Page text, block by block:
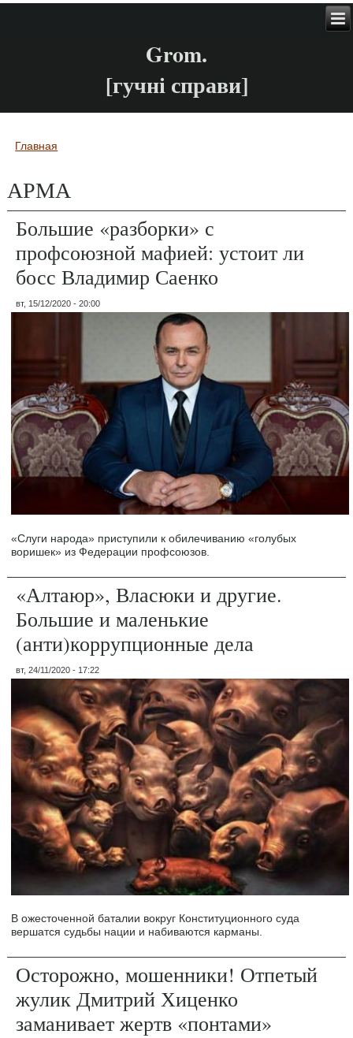
Grom.
[гучні справи]
Вы здесь
Главная
АРМА
Большие «разборки» с
профсоюзной мафией: устоит ли
босс Владимир Саенко
вт, 15/12/2020 - 20:00
«Слуги народа» приступили к обилечиванию «голубых
воришек» из Федерации профсоюзов.
«Алтаюр», Власюки и другие.
Большие и маленькие
(анти)коррупционные дела
вт, 24/11/2020 - 17:22
В ожесточенной баталии вокруг Конституционного суда
вершатся судьбы нации и набиваются карманы.
Осторожно, мошенники! Отпетый
жулик Дмитрий Хиценко
заманивает жертв «понтами»